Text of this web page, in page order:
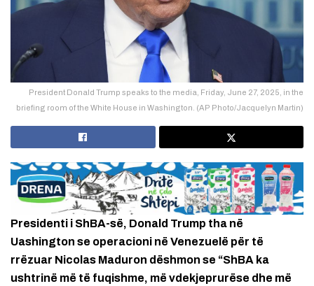
President Donald Trump speaks to the media, Friday, June 27, 2025, in the
briefing room of the White House in Washington. (AP Photo/Jacquelyn Martin)
Presidenti i ShBA-së, Donald Trump tha në
Uashington se operacioni në Venezuelë për të
rrëzuar Nicolas Maduron dëshmon se “ShBA ka
ushtrinë më të fuqishme, më vdekjeprurëse dhe më